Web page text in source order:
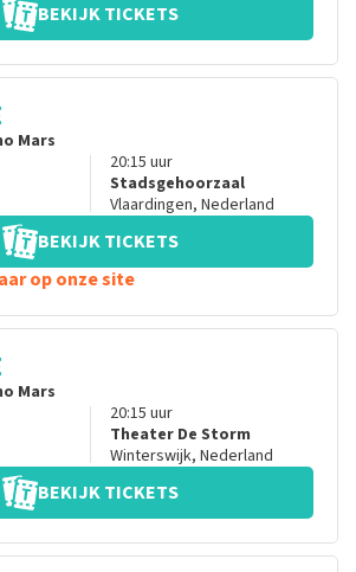
BEKIJK TICKETS
Mars
20:15 uur
Stadsgehoorzaal
Vlaardingen, Nederland
BEKIJK TICKETS
op onze site
Mars
20:15 uur
Theater De Storm
Winterswijk, Nederland
BEKIJK TICKETS